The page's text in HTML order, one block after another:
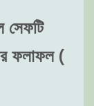
সেফটি
ফলাফল (